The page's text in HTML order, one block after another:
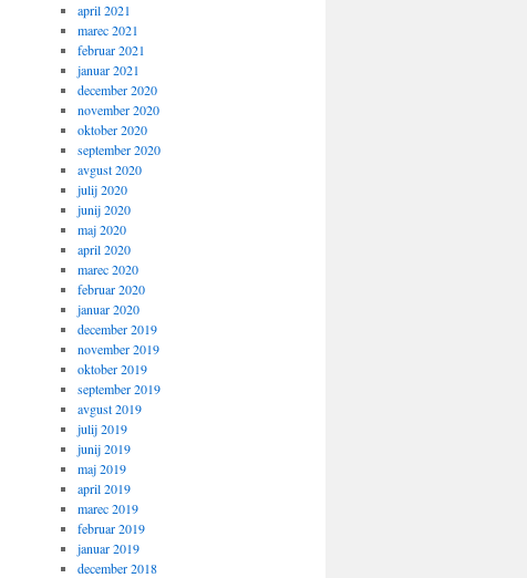
april 2021
marec 2021
februar 2021
januar 2021
december 2020
november 2020
oktober 2020
september 2020
avgust 2020
julij 2020
junij 2020
maj 2020
april 2020
marec 2020
februar 2020
januar 2020
december 2019
november 2019
oktober 2019
september 2019
avgust 2019
julij 2019
junij 2019
maj 2019
april 2019
marec 2019
februar 2019
januar 2019
december 2018